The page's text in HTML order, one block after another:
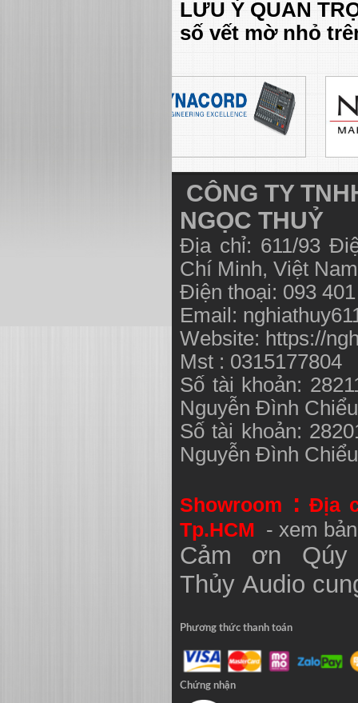
LƯU Ý QUAN
số vết mờ nhỏ
CÔNG TY
NGỌC THUỶ
Địa chỉ: 611/93
Chí Minh, Việt
Điện thoại: 093
Email:
Website: https://
Mst : 0315177804
Số tài khoản:
Nguyễn Đình
Số tài khoản:
Nguyễn Đình
Showroom : Địa
Tp.HCM - xem
Cảm ơn
Thủy Audio
Phương thức thanh toán
Chứng nhận